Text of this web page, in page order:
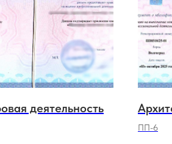
деятельность
ПП-6